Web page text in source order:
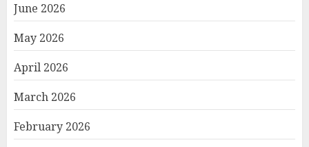
June 2026
May 2026
April 2026
March 2026
February 2026